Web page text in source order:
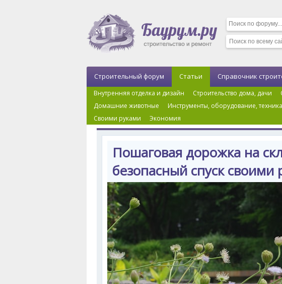
Строительный форум Статьи
Внутренняя отделка и дизайн Строительство дома, дачи
Домашние животные
Инструменты, оборудование, техника
Своими руками
Экономия
Справочник
Главная ›Ландшафтный дизайн
Пошаговая дорожка на
безопасный спуск своими